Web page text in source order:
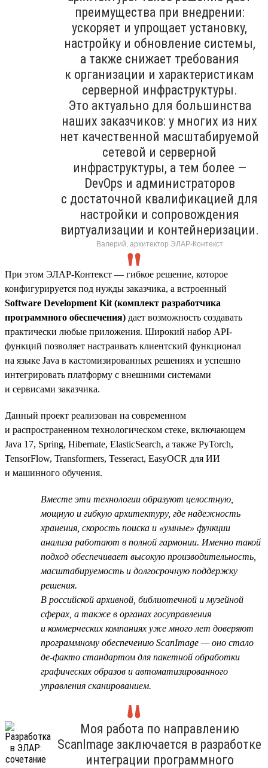
преимущества при внедрении:
ускоряет и упрощает установку,
настройку и обновление системы,
а также снижает требования
к организации и характеристикам
серверной инфраструктуры.
Это актуально для большинства
наших заказчиков: у многих из них
нет качественной масштабируемой
сетевой и серверной
инфраструктуры, а тем более —
DevOps и администраторов
с достаточной квалификацией для
настройки и сопровождения
виртуализации и контейнеризации.
Валерий, архитектор ЭЛАР-Контекст
При этом ЭЛАР-Контекст — гибкое решение, которое
конфигурируется под нужды заказчика, а встроенный
Software Development Kit (комплект разработчика
программного обеспечения) дает возможность создавать
практически любые приложения. Широкий набор API-
функций позволяет настраивать клиентский функционал
на языке Java в кастомизированных решениях и успешно
интегрировать платформу с внешними системами
и сервисами заказчика.
Данный проект реализован на современном
и распространенном технологическом стеке, включающем
Java 17, Spring, Hibernate, ElasticSearch, а также PyTorch,
TensorFlow, Transformers, Tesseract, EasyOCR для ИИ
и машинного обучения.
Вместе эти технологии образуют целостную,
мощную и гибкую архитектуру, где надежность
хранения, скорость поиска и «умные» функции
анализа работают в полной гармонии. Именно такой
подход обеспечивает высокую производительность,
масштабируемость и долгосрочную поддержку
решения.
В российской архивной, библиотечной и музейной
сферах, а также в органах госуправления
и коммерческих компаниях уже много лет доверяют
программному обеспечению ScanImage — оно стало
де-факто стандартом для пакетной обработки
графических образов и автоматизированного
управления сканированием.
Моя работа по направлению
ScanImage заключается в разработке
интеграции программного